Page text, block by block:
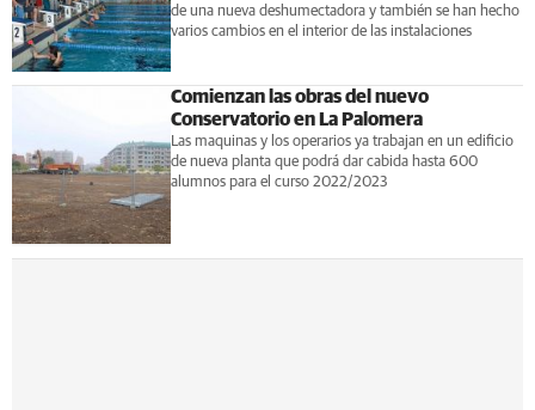
de una nueva deshumectadora y también se han hecho
varios cambios en el interior de las instalaciones
Comienzan las obras del nuevo
Conservatorio en La Palomera
Las maquinas y los operarios ya trabajan en un edificio
de nueva planta que podrá dar cabida hasta 600
alumnos para el curso 2022/2023